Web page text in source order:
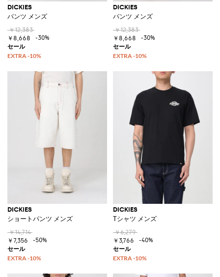
DICKIES
パンツ メンズ
￥12,383
￥8,668
-30%
DICKIES
パンツ メンズ
￥12,383
￥8,668
-30%
DICKIES
ショートパンツ メンズ
￥14,714
￥7,356
-50%
DICKIES
Tシャツ メンズ
￥6,279
￥3,766
-40%